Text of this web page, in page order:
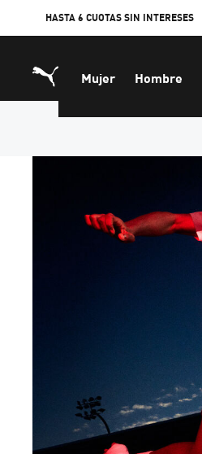
HASTA 6 CUOTAS SIN INTERESES
Mujer Hombre